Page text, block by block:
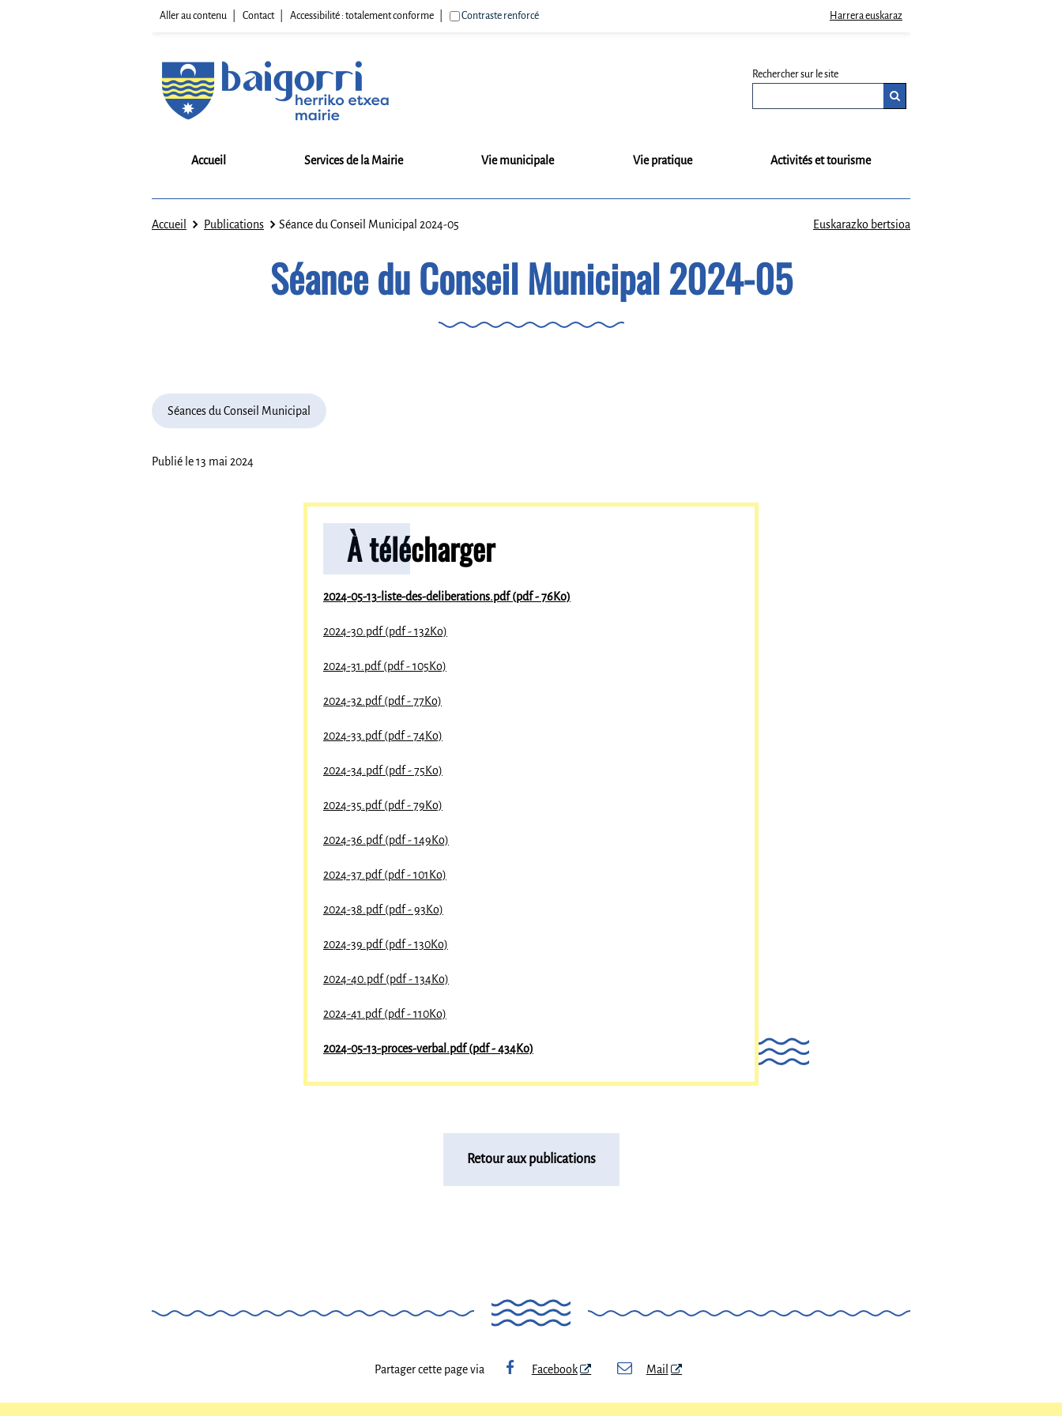
Aller au contenu Contact Accessibilité : totalement conforme Contraste renforcé Harrera euskaraz
Rechercher sur le site
Accueil Services de la Mairie Vie municipale Vie pratique Activités et tourisme
Accueil Publications Séance du Conseil Municipal 2024-05 Euskarazko bertsioa
Séance du Conseil Municipal 2024-05
Séances du Conseil Municipal
Publié le 13 mai 2024
À télécharger
2024-05-13-liste-des-deliberations.pdf (pdf - 76Ko)
2024-30.pdf (pdf - 132Ko)
2024-31.pdf (pdf - 105Ko)
2024-32.pdf (pdf - 77Ko)
2024-33.pdf (pdf - 74Ko)
2024-34.pdf (pdf - 75Ko)
2024-35.pdf (pdf - 79Ko)
2024-36.pdf (pdf - 149Ko)
2024-37.pdf (pdf - 101Ko)
2024-38.pdf (pdf - 93Ko)
2024-39.pdf (pdf - 130Ko)
2024-40.pdf (pdf - 134Ko)
2024-41.pdf (pdf - 110Ko)
2024-05-13-proces-verbal.pdf (pdf - 434Ko)
Retour aux publications
Partager cette page via Facebook Mail